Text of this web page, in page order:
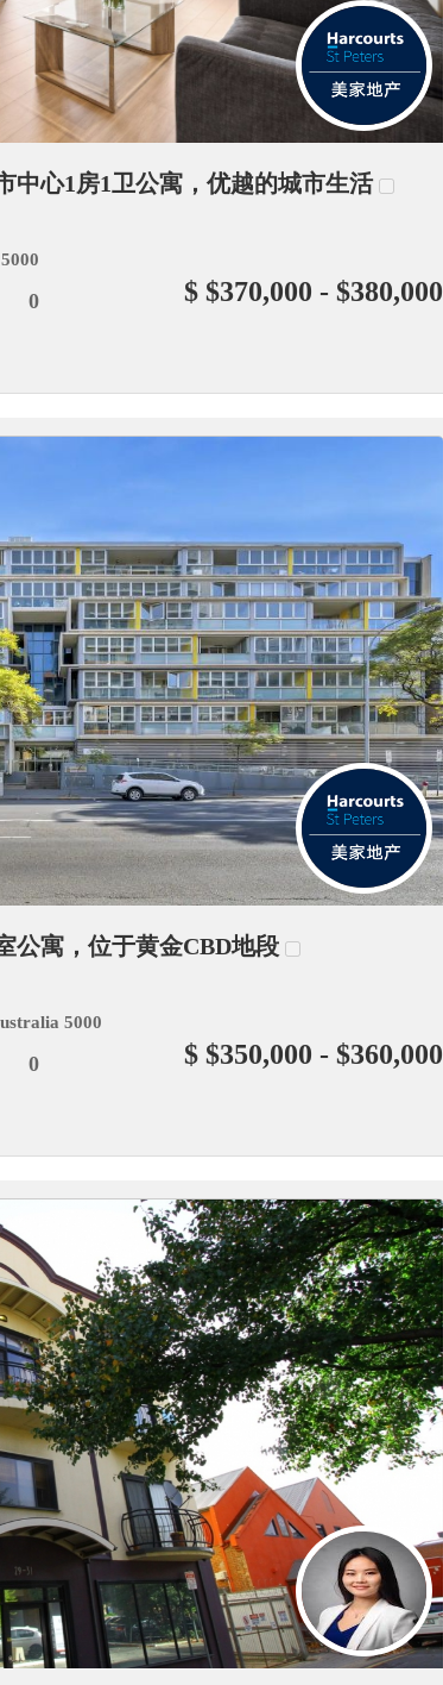
中心1房1卫公寓，优越的城市生活
0 $ $370,000 - $380,000
公寓，位于黄金CBD地段
5000
0 $ $350,000 - $360,000